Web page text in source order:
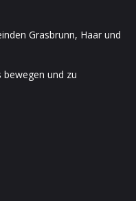
Grasbrunn, Haar und
und zu